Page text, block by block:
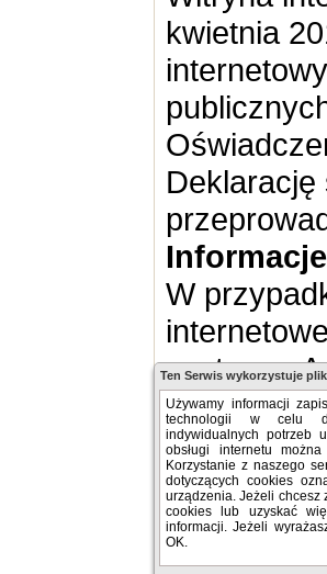
kwietnia
W
systemu.
al. Komisji
Warszawa
pomocą
dzwoniąc
Tą samą
Ten Serwis wykorzystuje
Używamy informacji
technologii w celu
indywidualnych potrzeb
obsługi internetu
Korzystanie z naszego
dotyczących cookies
urządzenia. Jeżeli chcesz
cookies lub uzyskać
informacji. Jeżeli
OK.